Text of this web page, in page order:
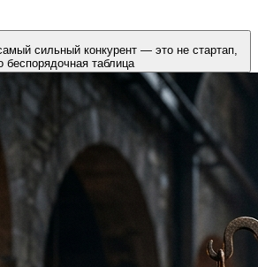
сильный конкурент — это не стартап,
беспорядочная таблица